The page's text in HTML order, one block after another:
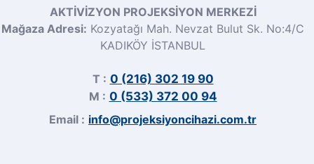
AKTİVİZYON PROJEKSİYON MERKEZİ
Mağaza Adresi: Kozyatağı Mah. Nevzat Bulut Sk. No:4/C
KADIKÖY İSTANBUL
T : 0 (216) 302 19 90
M : 0 (533) 372 00 94
Email : info@projeksiyoncihazi.com.tr